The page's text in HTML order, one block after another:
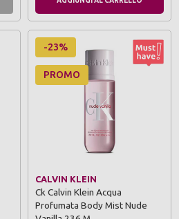
-23%
PROMO
CALVIN KLEIN
Ck Calvin Klein Acqua
Profumata Body Mist Nude